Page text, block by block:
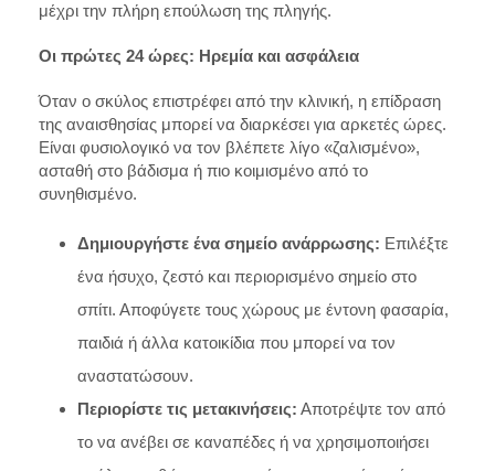
μέχρι την πλήρη επούλωση της πληγής.
Οι πρώτες 24 ώρες: Ηρεμία και ασφάλεια
Όταν ο σκύλος επιστρέφει από την κλινική, η επίδραση
της αναισθησίας μπορεί να διαρκέσει για αρκετές ώρες.
Είναι φυσιολογικό να τον βλέπετε λίγο «ζαλισμένο»,
ασταθή στο βάδισμα ή πιο κοιμισμένο από το
συνηθισμένο.
Δημιουργήστε ένα σημείο ανάρρωσης: Επιλέξτε
ένα ήσυχο, ζεστό και περιορισμένο σημείο στο
σπίτι. Αποφύγετε τους χώρους με έντονη φασαρία,
παιδιά ή άλλα κατοικίδια που μπορεί να τον
αναστατώσουν.
Περιορίστε τις μετακινήσεις: Αποτρέψτε τον από
το να ανέβει σε καναπέδες ή να χρησιμοποιήσει